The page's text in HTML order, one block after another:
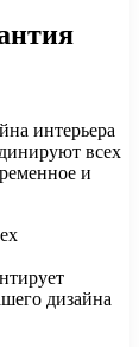
интерьера
всех
и
дизайна